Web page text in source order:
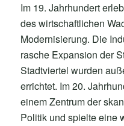
Im 19. Jahrhundert
des wirtschaftlichen
Modernisierung. Die
rasche Expansion der
Stadtviertel wurden
errichtet. Im 20.
einem Zentrum der
Politik und spielte eine